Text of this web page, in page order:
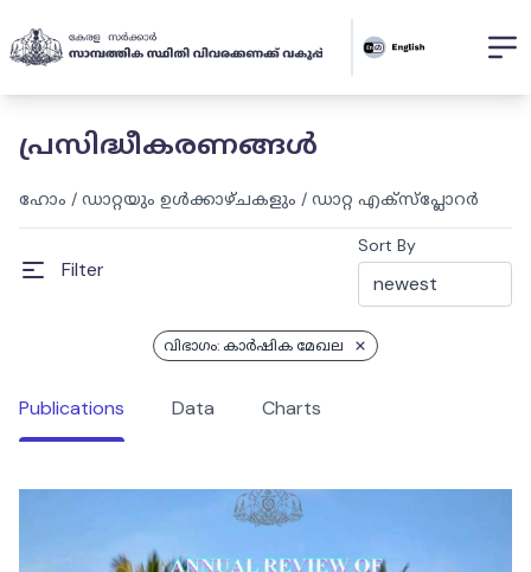
പ്രസിദ്ധീകരണങ്ങൾ
ഹോം / ഡാറ്റയും ഉൾക്കാഴ്ചകളും / ഡാറ്റ എക്സ്പ്ലോറർ
Filter
Sort By
വിഭാഗം: കാർഷിക മേഖല
Publications Data Charts